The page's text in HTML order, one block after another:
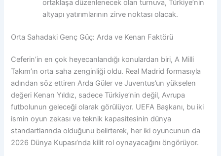
ortaklaşa düzenlenecek olan turnuva, Türkiye’nin
altyapı yatırımlarının zirve noktası olacak.
Orta Sahadaki Genç Güç: Arda ve Kenan Faktörü
Ceferin’in en çok heyecanlandığı konulardan biri, A Milli
Takım’ın orta saha zenginliği oldu. Real Madrid formasıyla
adından söz ettiren Arda Güler ve Juventus’un yükselen
değeri Kenan Yıldız, sadece Türkiye’nin değil, Avrupa
futbolunun geleceği olarak görülüyor. UEFA Başkanı, bu iki
ismin oyun zekası ve teknik kapasitesinin dünya
standartlarında olduğunu belirterek, her iki oyuncunun da
2026 Dünya Kupası’nda kilit rol oynayacağını öngörüyor.